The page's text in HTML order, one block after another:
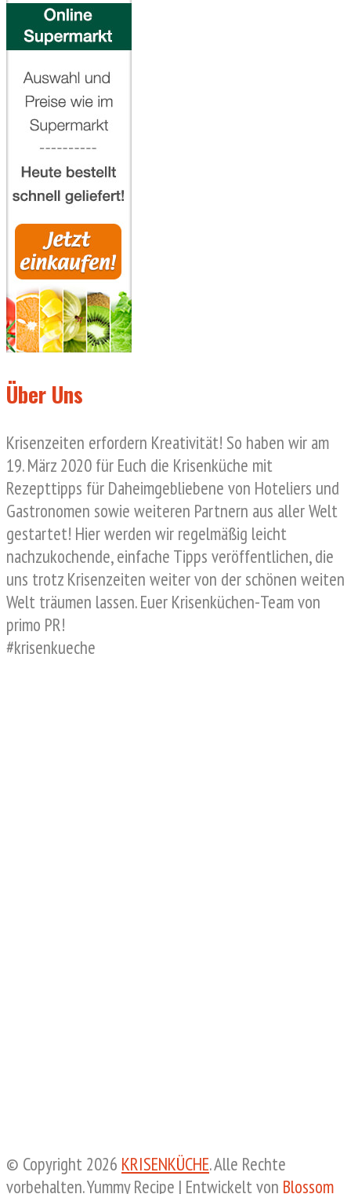
Über Uns
Krisenzeiten erfordern Kreativität! So haben wir am
19. März 2020 für Euch die Krisenküche mit
Rezepttipps für Daheimgebliebene von Hoteliers und
Gastronomen sowie weiteren Partnern aus aller Welt
gestartet! Hier werden wir regelmäßig leicht
nachzukochende, einfache Tipps veröffentlichen, die
uns trotz Krisenzeiten weiter von der schönen weiten
Welt träumen lassen. Euer Krisenküchen-Team von
primo PR!
#krisenkueche
© Copyright 2026 KRISENKÜCHE. Alle Rechte
vorbehalten.Yummy Recipe | Entwickelt von Blossom